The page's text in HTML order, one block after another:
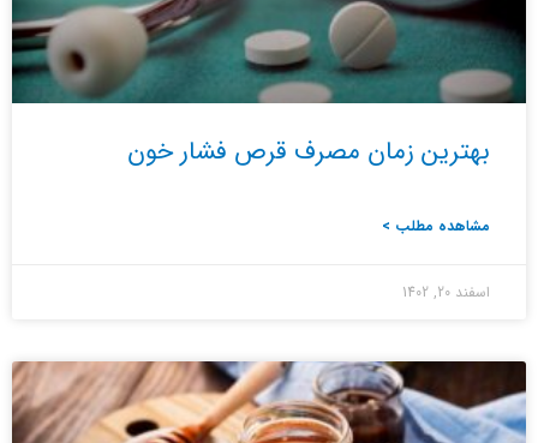
بهترین زمان مصرف قرص فشار خون
مشاهده مطلب >
اسفند 20, 1402